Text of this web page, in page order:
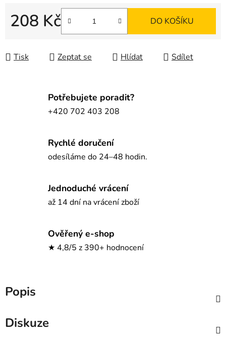
208 Kč DO KOŠÍKU
Tisk Zeptat se Hlídat Sdílet
Potřebujete poradit?
+420 702 403 208
Rychlé doručení
odesíláme do 24–48 hodin.
Jednoduché vrácení
až 14 dní na vrácení zboží
Ověřený e-shop
★ 4,8/5 z 390+ hodnocení
Popis
Diskuze